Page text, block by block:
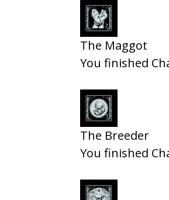
The Maggot
You finished
The Breeder
You finished